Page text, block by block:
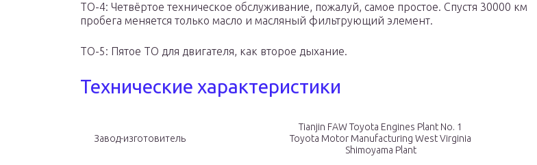
ТО-4: Четвёртое техническое обслуживание, пожалуй, самое простое. Спустя 30000 км
пробега меняется только масло и масляный фильтрующий элемент.
ТО-5: Пятое ТО для двигателя, как второе дыхание.
Технические характеристики
Завод-изготовитель
Tianjin FAW Toyota Engines Plant No. 1
Toyota Motor Manufacturing West Virginia
Shimoyama Plant